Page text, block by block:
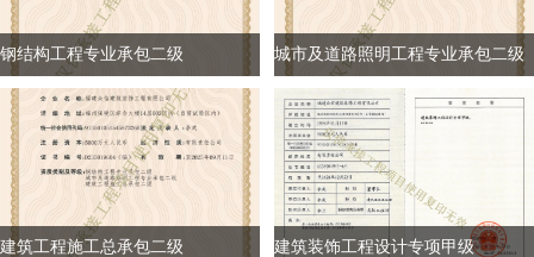
钢结构工程专业承包二级 城市及道路照明工程专业承包二级
建筑工程施工总承包二级 建筑装饰工程设计专项甲级